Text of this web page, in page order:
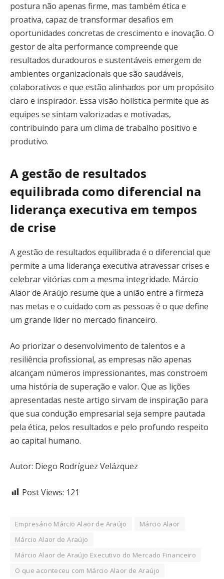
postura não apenas firme, mas também ética e
proativa, capaz de transformar desafios em
oportunidades concretas de crescimento e inovação. O
gestor de alta performance compreende que
resultados duradouros e sustentáveis emergem de
ambientes organizacionais que são saudáveis,
colaborativos e que estão alinhados por um propósito
claro e inspirador. Essa visão holística permite que as
equipes se sintam valorizadas e motivadas,
contribuindo para um clima de trabalho positivo e
produtivo.
A gestão de resultados
equilibrada como diferencial na
liderança executiva em tempos
de crise
A gestão de resultados equilibrada é o diferencial que
permite a uma liderança executiva atravessar crises e
celebrar vitórias com a mesma integridade. Márcio
Alaor de Araújo resume que a união entre a firmeza
nas metas e o cuidado com as pessoas é o que define
um grande líder no mercado financeiro.
Ao priorizar o desenvolvimento de talentos e a
resiliência profissional, as empresas não apenas
alcançam números impressionantes, mas constroem
uma história de superação e valor. Que as lições
apresentadas neste artigo sirvam de inspiração para
que sua condução empresarial seja sempre pautada
pela ética, pelos resultados e pelo profundo respeito
ao capital humano.
Autor: Diego Rodríguez Velázquez
Post Views: 121
Empresário Márcio Alaor de Araújo
Márcio Alaor
Márcio Alaor de Araújo
Márcio Alaor de Araújo Executivo do Mercado Financeiro
O que aconteceu com Márcio Alaor de Araújo